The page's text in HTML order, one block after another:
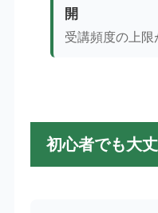
開
受講頻度の上
初心者でも大